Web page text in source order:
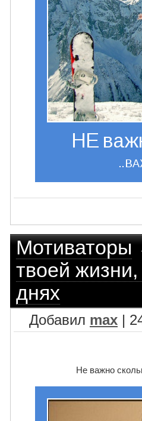
Мотиваторы
твоей
днях
Добавил max |
Не важно